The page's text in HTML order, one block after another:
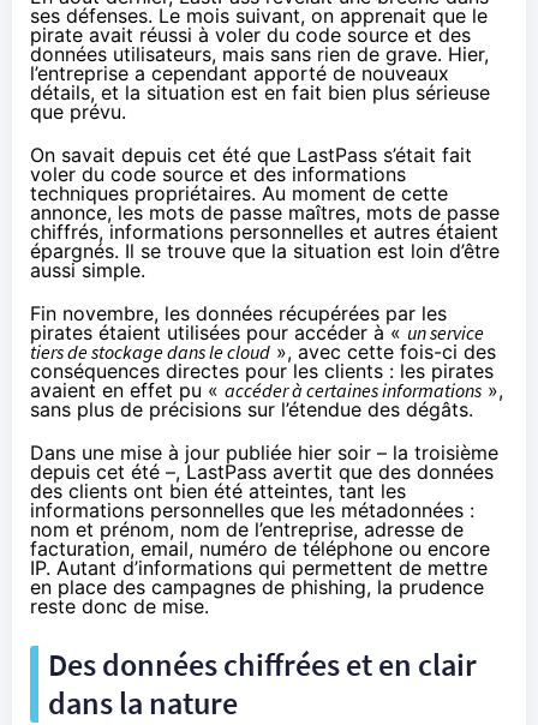
ses défenses. Le mois suivant, on apprenait que le
pirate avait réussi à voler du code source et des
données utilisateurs, mais sans rien de grave. Hier,
l’entreprise a cependant apporté de nouveaux
détails, et la situation est en fait bien plus sérieuse
que prévu.
On savait depuis cet été que LastPass s’était fait
voler du code source et des informations
techniques propriétaires. Au moment de cette
annonce, les mots de passe maîtres, mots de passe
chiffrés, informations personnelles et autres étaient
épargnés. Il se trouve que la situation est loin d’être
aussi simple.
Fin novembre, les données récupérées par les
pirates étaient utilisées pour accéder à « un service
tiers de stockage dans le cloud », avec cette fois-ci des
conséquences directes pour les clients : les pirates
avaient en effet pu « accéder à certaines informations »,
sans plus de précisions sur l’étendue des dégâts.
Dans une mise à jour publiée hier soir – la troisième
depuis cet été –, LastPass avertit que des données
des clients ont bien été atteintes, tant les
informations personnelles que les métadonnées :
nom et prénom, nom de l’entreprise, adresse de
facturation, email, numéro de téléphone ou encore
IP. Autant d’informations qui permettent de mettre
en place des campagnes de phishing, la prudence
reste donc de mise.
Des données chiffrées et en clair
dans la nature